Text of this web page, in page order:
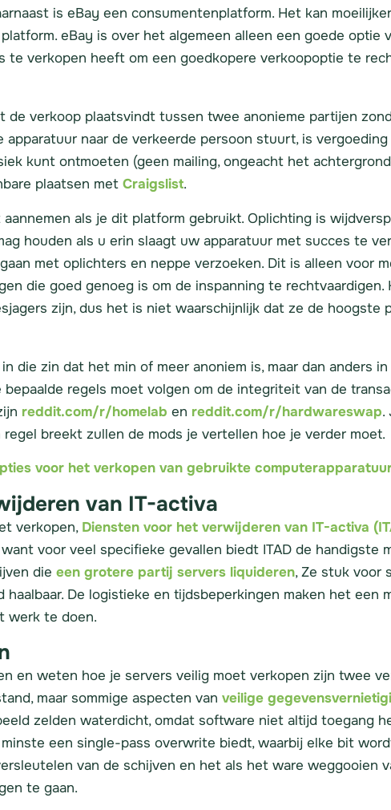
is eBay een consumentenplatform. Het kan
eBay is over het algemeen alleen een goede
te verkopen heeft om een goedkopere verkoopoptie te
de verkoop plaatsvindt tussen twee anonieme partijen
naar de verkeerde persoon stuurt, is
kunt ontmoeten (geen mailing, ongeacht het
plaatsen met Craigslist.
als je dit platform gebruikt. Oplichting is
houden als u erin slaagt uw apparatuur met succes te
met oplichters en neppe verzoeken. Dit is alleen voor
die goed genoeg is om de inspanning te
zijn, dus het is niet waarschijnlijk dat ze de hoogste
die zin dat het min of meer anoniem is, maar dan anders
regels moet volgen om de integriteit van de
reddit.com/r/homelab en reddit.com/r/hardwareswap.
regel breekt zullen de mods je vertellen hoe je verder moet.
voor het verkopen van gebruikte
van IT-activa
verkopen, Diensten voor het verwijderen van IT-activa
voor veel specifieke gevallen biedt ITAD de
die een grotere partij servers liquideren, Ze stuk voor
De logistieke en tijdsbeperkingen maken het
werk te doen.
en weten hoe je servers veilig moet verkopen zijn twee
maar sommige aspecten van veilige
zelden waterdicht, omdat software niet altijd toegang
een single-pass overwrite biedt, waarbij elke bit
van de schijven en het als het ware weggooien
te gaan.